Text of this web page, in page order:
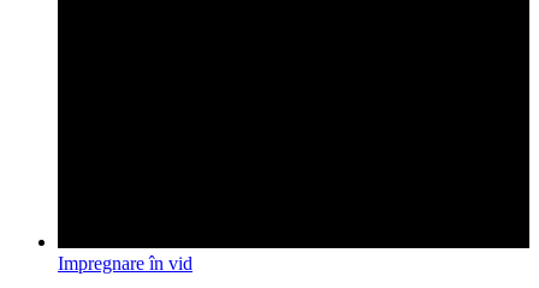
Impregnare în vid